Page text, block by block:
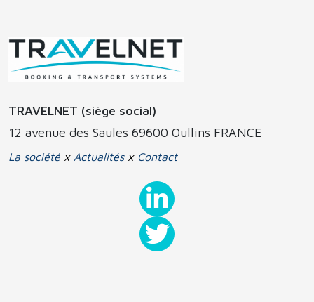
TRAVELNET (siège social)
12 avenue des Saules 69600 Oullins FRANCE
La société x Actualitésx Contact